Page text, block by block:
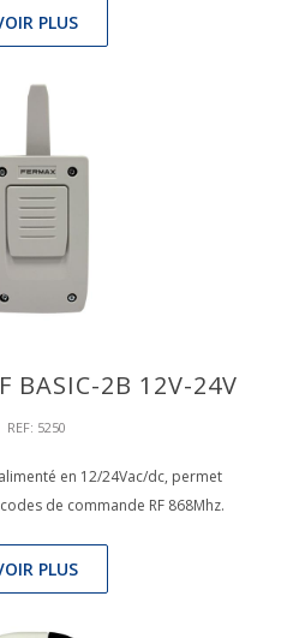
PLUS
BASIC-2B 12V-24V
REF: 5250
en 12/24Vac/dc, permet
de commande RF 868Mhz.
PLUS